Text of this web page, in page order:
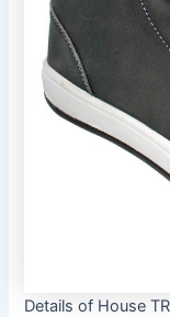
Details of House